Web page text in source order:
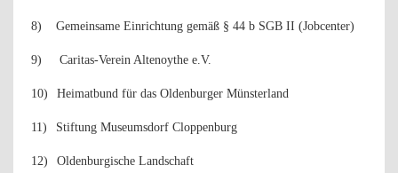
8) Gemeinsame Einrichtung gemäß § 44 b SGB II (Jobcenter)
9) Caritas-Verein Altenoythe e.V.
10) Heimatbund für das Oldenburger Münsterland
11) Stiftung Museumsdorf Cloppenburg
12) Oldenburgische Landschaft